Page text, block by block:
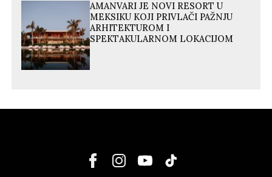
AMANVARI JE NOVI RESORT U
MEKSIKU KOJI PRIVLAČI PAŽNJU
ARHITEKTUROM I
SPEKTAKULARNOM LOKACIJOM